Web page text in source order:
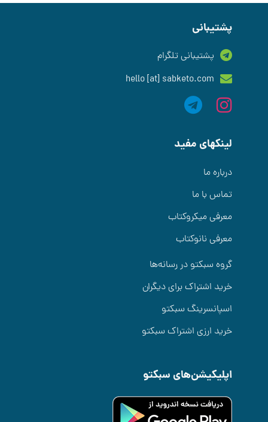
پشتیبانی
پشتیبانی تلگرام
hello [at] sabketo.com
لینکهای مفید
درباره ما
تماس با ما
معرفی میکروکتاب
معرفی نانوکتاب
گروه سبکتو در رسانه‌ها
خرید اشتراک برای دیگران
اسپانسرینگ سبکتو
خرید ارزی اشتراک سبکتو
اپلیکیشن‌های سبکتو